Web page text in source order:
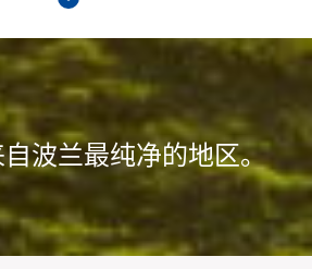
波兰最纯净的地区。